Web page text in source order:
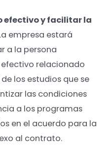
efectivo y facilitar la
empresa estará
a la persona
relacionado
los estudios que se
las condiciones
a los programas
en el acuerdo para la
al contrato.